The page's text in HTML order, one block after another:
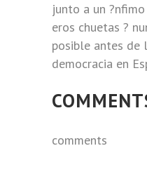
junto a un
eros chuetas ?
posible antes de
democracia en
comments